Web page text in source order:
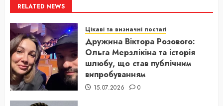
RELATED NEWS
Цікаві та визначні постаті
Дружина Віктора Розового:
Ольга Мерзлікіна та історія
шлюбу, що став публічним
випробуванням
15.07.2026 0